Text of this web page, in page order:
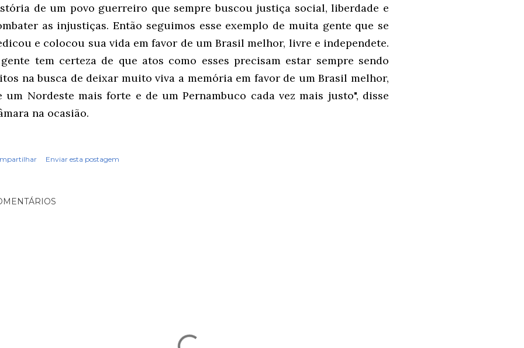
de um povo guerreiro que sempre buscou justiça social, liberdade e
as injustiças. Então seguimos esse exemplo de muita gente que se
e colocou sua vida em favor de um Brasil melhor, livre e independete.
tem certeza de que atos como esses precisam estar sempre sendo
na busca de deixar muito viva a memória em favor de um Brasil melhor,
um Nordeste mais forte e de um Pernambuco cada vez mais justo", disse
na ocasião.
Enviar esta postagem